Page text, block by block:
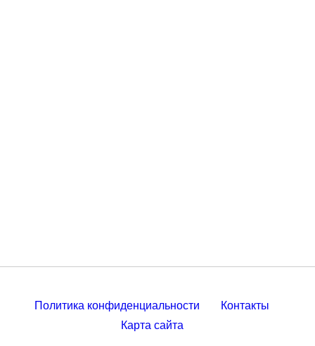
Политика конфиденциальности
Контакты
Карта сайта